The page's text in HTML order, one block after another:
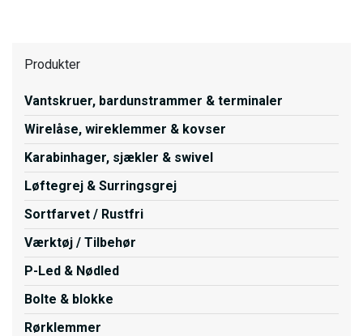
Produkter
Vantskruer, bardunstrammer & terminaler
Wirelåse, wireklemmer & kovser
Karabinhager, sjækler & swivel
Løftegrej & Surringsgrej
Sortfarvet / Rustfri
Værktøj / Tilbehør
P-Led & Nødled
Bolte & blokke
Rørklemmer